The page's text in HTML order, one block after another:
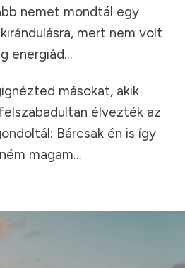
nemet mondtál egy
mert nem volt
energiád…
másokat, akik
élvezték az
Bárcsak én is így
magam…